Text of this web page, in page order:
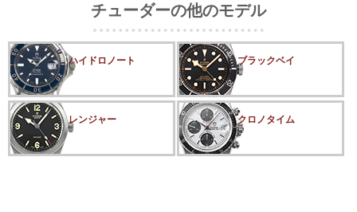
チューダーの他のモデル
ハイドロノート ブラックベイ
レンジャー クロノタイム